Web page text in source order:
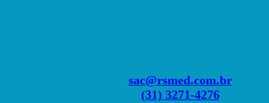
sac@rsmed.com.br
(31) 3271-4276